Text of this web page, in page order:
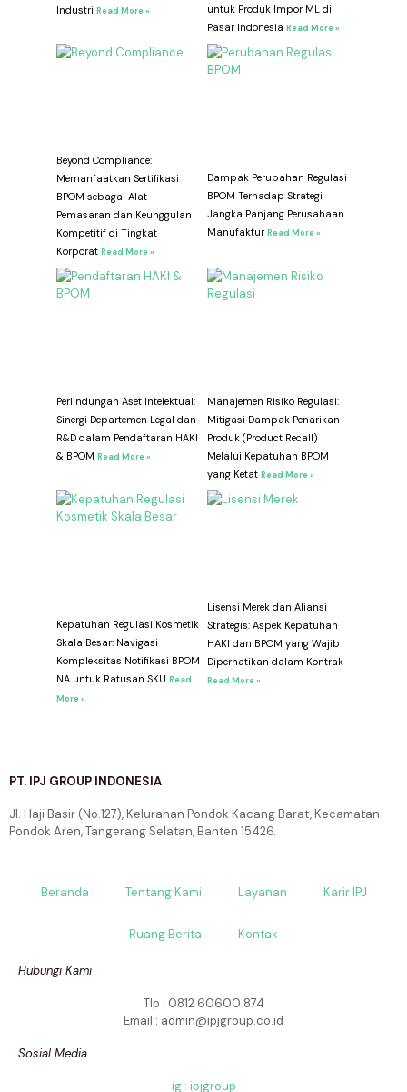
Industri Read More »
untuk Produk Impor ML di
Pasar Indonesia Read More »
Beyond Compliance:
Memanfaatkan Sertifikasi
BPOM sebagai Alat
Pemasaran dan Keunggulan
Kompetitif di Tingkat
Korporat Read More »
Dampak Perubahan Regulasi
BPOM Terhadap Strategi
Jangka Panjang Perusahaan
Manufaktur Read More »
Perlindungan Aset Intelektual:
Sinergi Departemen Legal dan
R&D dalam Pendaftaran HAKI
& BPOM Read More »
Manajemen Risiko Regulasi:
Mitigasi Dampak Penarikan
Produk (Product Recall)
Melalui Kepatuhan BPOM
yang Ketat Read More »
Kepatuhan Regulasi Kosmetik
Skala Besar: Navigasi
Kompleksitas Notifikasi BPOM
NA untuk Ratusan SKU Read
More »
Lisensi Merek dan Aliansi
Strategis: Aspek Kepatuhan
HAKI dan BPOM yang Wajib
Diperhatikan dalam Kontrak
Read More »
PT. IPJ GROUP INDONESIA
Jl. Haji Basir (No.127), Kelurahan Pondok Kacang Barat, Kecamatan
Pondok Aren, Tangerang Selatan, Banten 15426.
Beranda Tentang Kami Layanan Karir IPJ
Ruang Berita Kontak
Hubungi Kami
Tlp : 0812 60600 874
Email : admin@ipjgroup.co.id
Sosial Media
ig : ipjgroup